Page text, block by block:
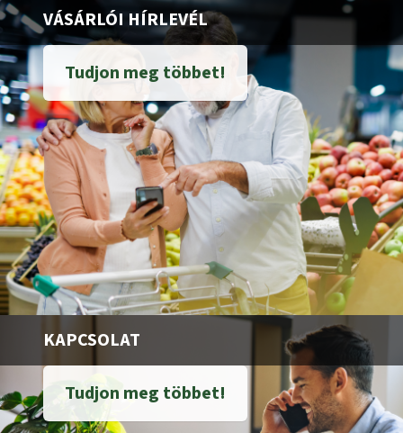
VÁSÁRLÓI HÍRLEVÉL
Tudjon meg többet!
KAPCSOLAT
Tudjon meg többet!